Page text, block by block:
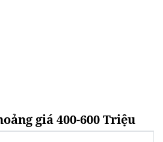
giá 400-600 Triệu